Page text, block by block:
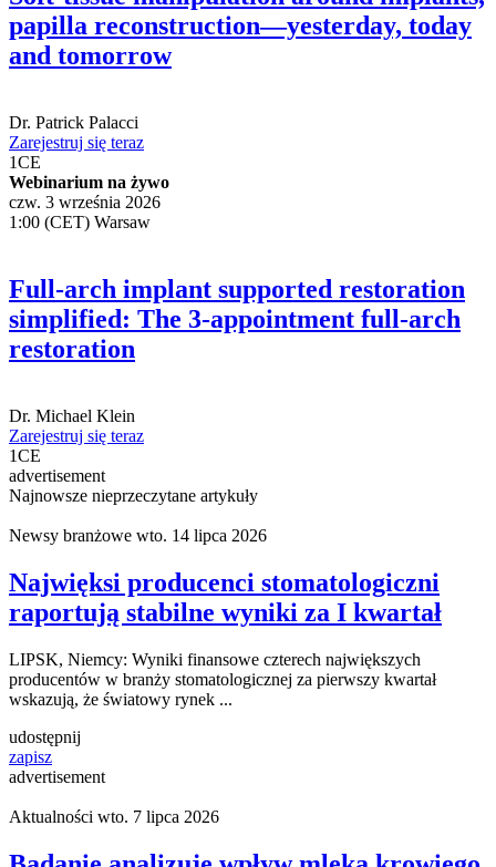
Soft-tissue manipulation around implants,
papilla reconstruction—yesterday, today
and tomorrow
Dr.Patrick Palacci
Zarejestruj się teraz
1CE
Webinarium na żywo
czw. 3 września 2026
Full-arch implant supported restoration
simplified: The 3-appointment full-arch
restoration
Dr.Michael Klein
Zarejestruj się teraz
1CE
advertisement
Najwięksi producenci stomatologiczni
raportują stabilne wyniki za I kwartał
LIPSK, Niemcy: Wyniki finansowe czterech największych
producentów w branży stomatologicznej za pierwszy kwartał
udostępnij
zapisz